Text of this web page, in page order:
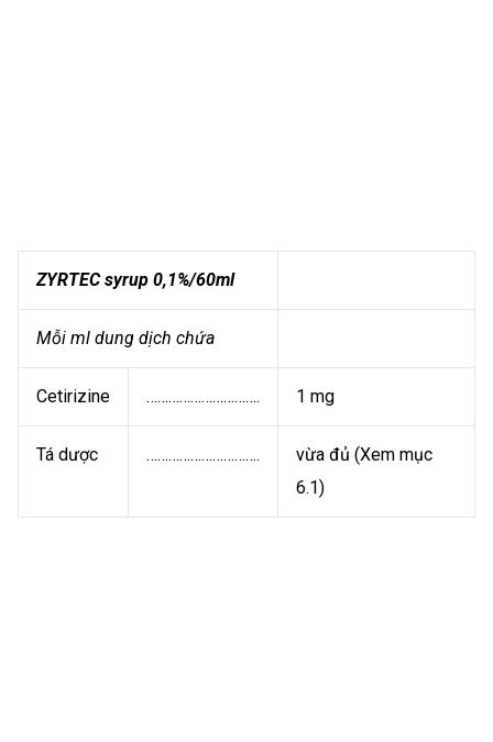
ZYRTEC syrup 0,1%/60ml
Mỗi ml dung dịch chứa
Cetirizine …………………………. 1 mg
Tá dược ………………………….
vừa đủ (Xem mục
6.1)